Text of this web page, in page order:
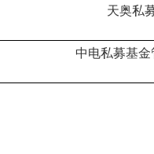
天奥私
中电私募基